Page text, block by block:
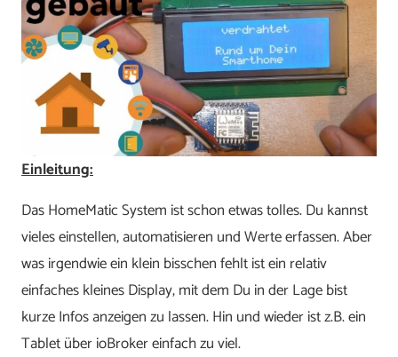
Einleitung:
Das HomeMatic System ist schon etwas tolles. Du kannst
vieles einstellen, automatisieren und Werte erfassen. Aber
was irgendwie ein klein bisschen fehlt ist ein relativ
einfaches kleines Display, mit dem Du in der Lage bist
kurze Infos anzeigen zu lassen. Hin und wieder ist z.B. ein
Tablet über ioBroker einfach zu viel.